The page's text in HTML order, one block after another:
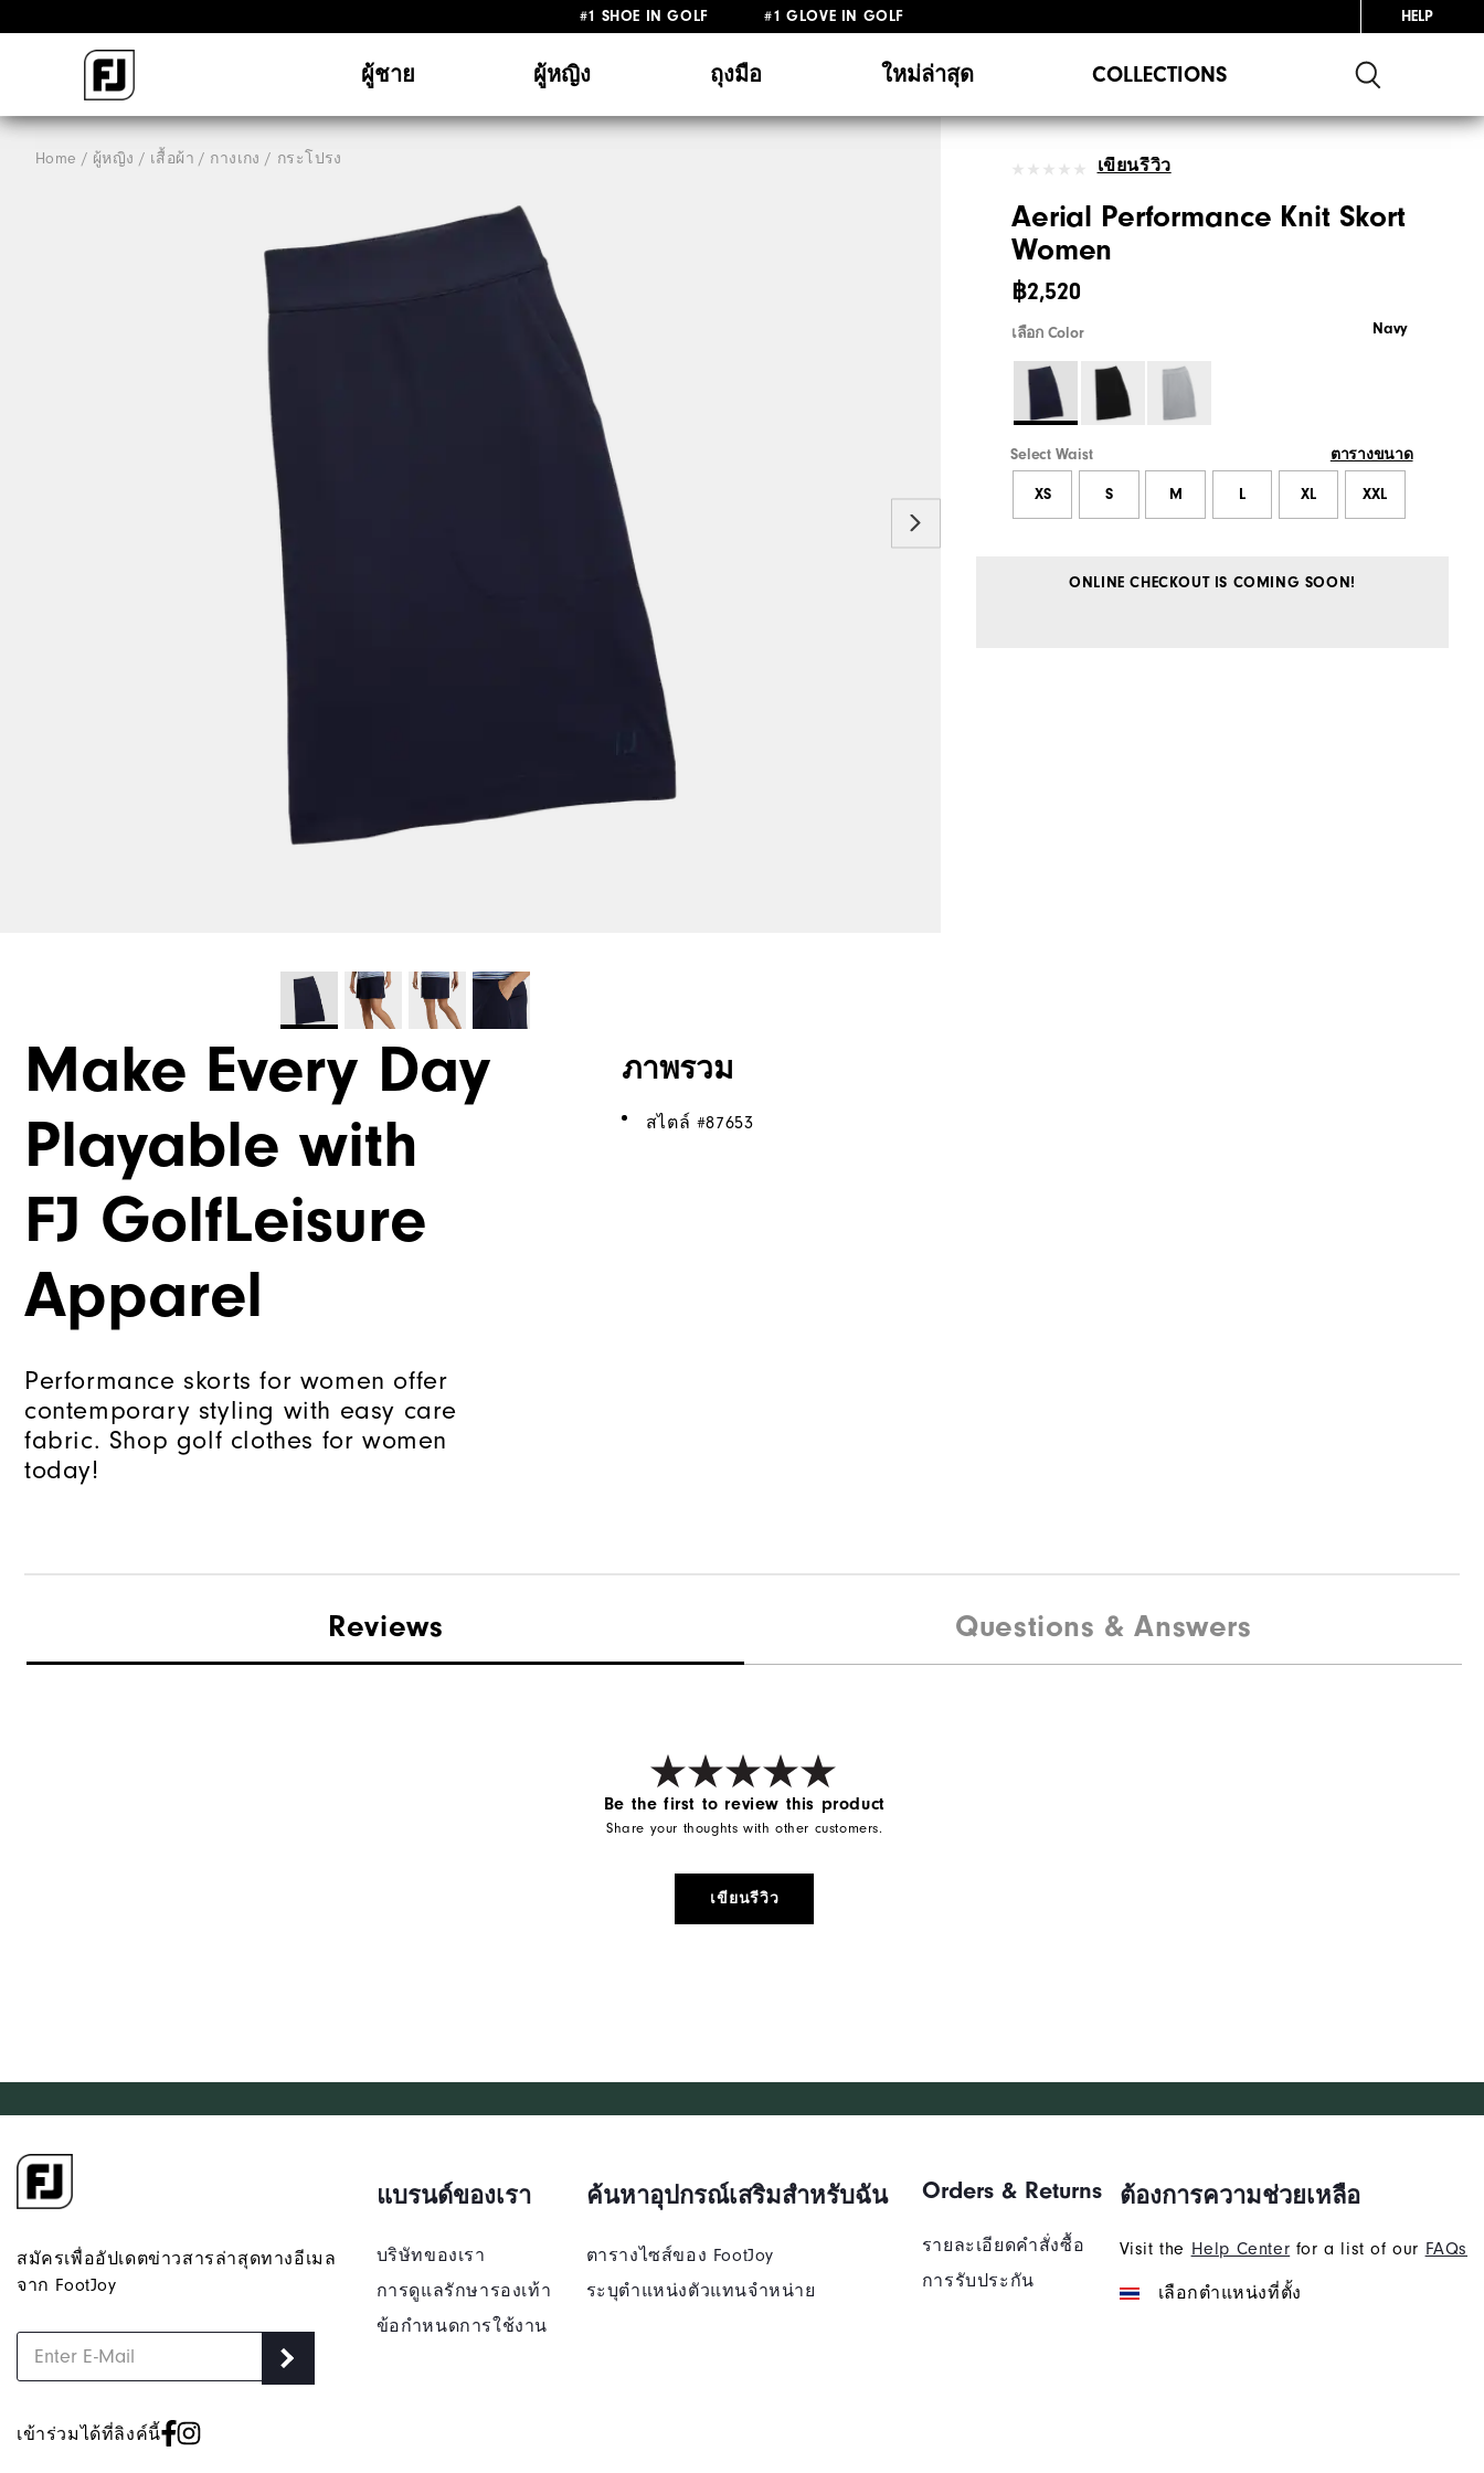
#1 SHOE IN GOLF #1 GLOVE IN GOLF HELP
ผู้ชาย ผู้หญิง ถุงมือ ใหม่ล่าสุด COLLECTIONS
Home ผู้หญิง เสื้อผ้า กางเกง / กระโปรง เขียนรีวิว
Aerial Performance Knit Skort
Women
฿2,520
เลือก Color Navy
Select Waist ตารางขนาด
XS S M L XL XXL
ONLINE CHECKOUT IS COMING SOON!
Make Every Day
Playable with
FJ GolfLeisure
Apparel
Performance skorts for women offer
contemporary styling with easy care
fabric. Shop golf clothes for women
today!
ภาพรวม
สไตล์ #87653
Reviews Questions & Answers
Be the first to review this product
Share your thoughts with other customers.
เขียนรีวิว
สมัครเพื่ออัปเดตข่าวสารล่าสุดทางอีเมล
จาก FootJoy
เข้าร่วมได้ที่ลิงค์นี้
แบรนด์ของเรา
บริษัทของเรา
การดูแลรักษารองเท้า
ข้อกำหนดการใช้งาน
ค้นหาอุปกรณ์เสริมสำหรับฉัน
ตารางไซส์ของ FootJoy
ระบุตําแหน่งตัวแทนจําหน่าย
Orders & Returns
รายละเอียดคำสั่งซื้อ
การรับประกัน
ต้องการความช่วยเหลือ
Visit the Help Center for a list of our FAQs
เลือกตำแหน่งที่ตั้ง